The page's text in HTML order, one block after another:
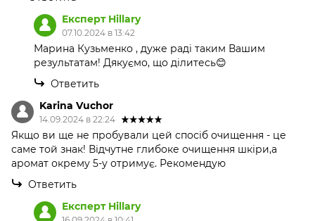
Експерт Hillary
07.10.2024 в 13:42
Марина Кузьменко , дуже раді таким Вашим
результатам! Дякуємо, що ділитесь😊
Ответить
Karina Vuchor
14.09.2024 в 22:24
Якщо ви ще не пробували цей спосіб очищення - це
саме той знак! Відчутне глибоке очищення шкіри,а
аромат окрему 5-у отримує. Рекомендую
Ответить
Експерт Hillary